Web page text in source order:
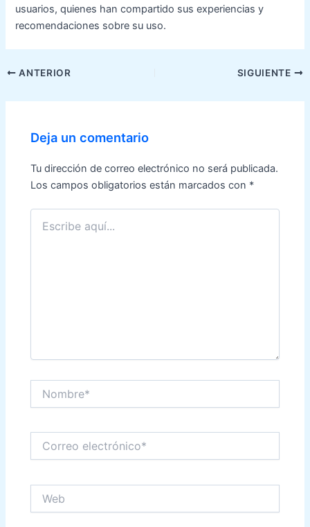
usuarios, quienes han compartido sus experiencias y
recomendaciones sobre su uso.
Navegación
entradas
ANTERIOR SIGUIENTE
Deja un comentario
Tu dirección de correo electrónico no será publicada.
Los campos obligatorios están marcados con *
Escribe
aquí...
electrónico*